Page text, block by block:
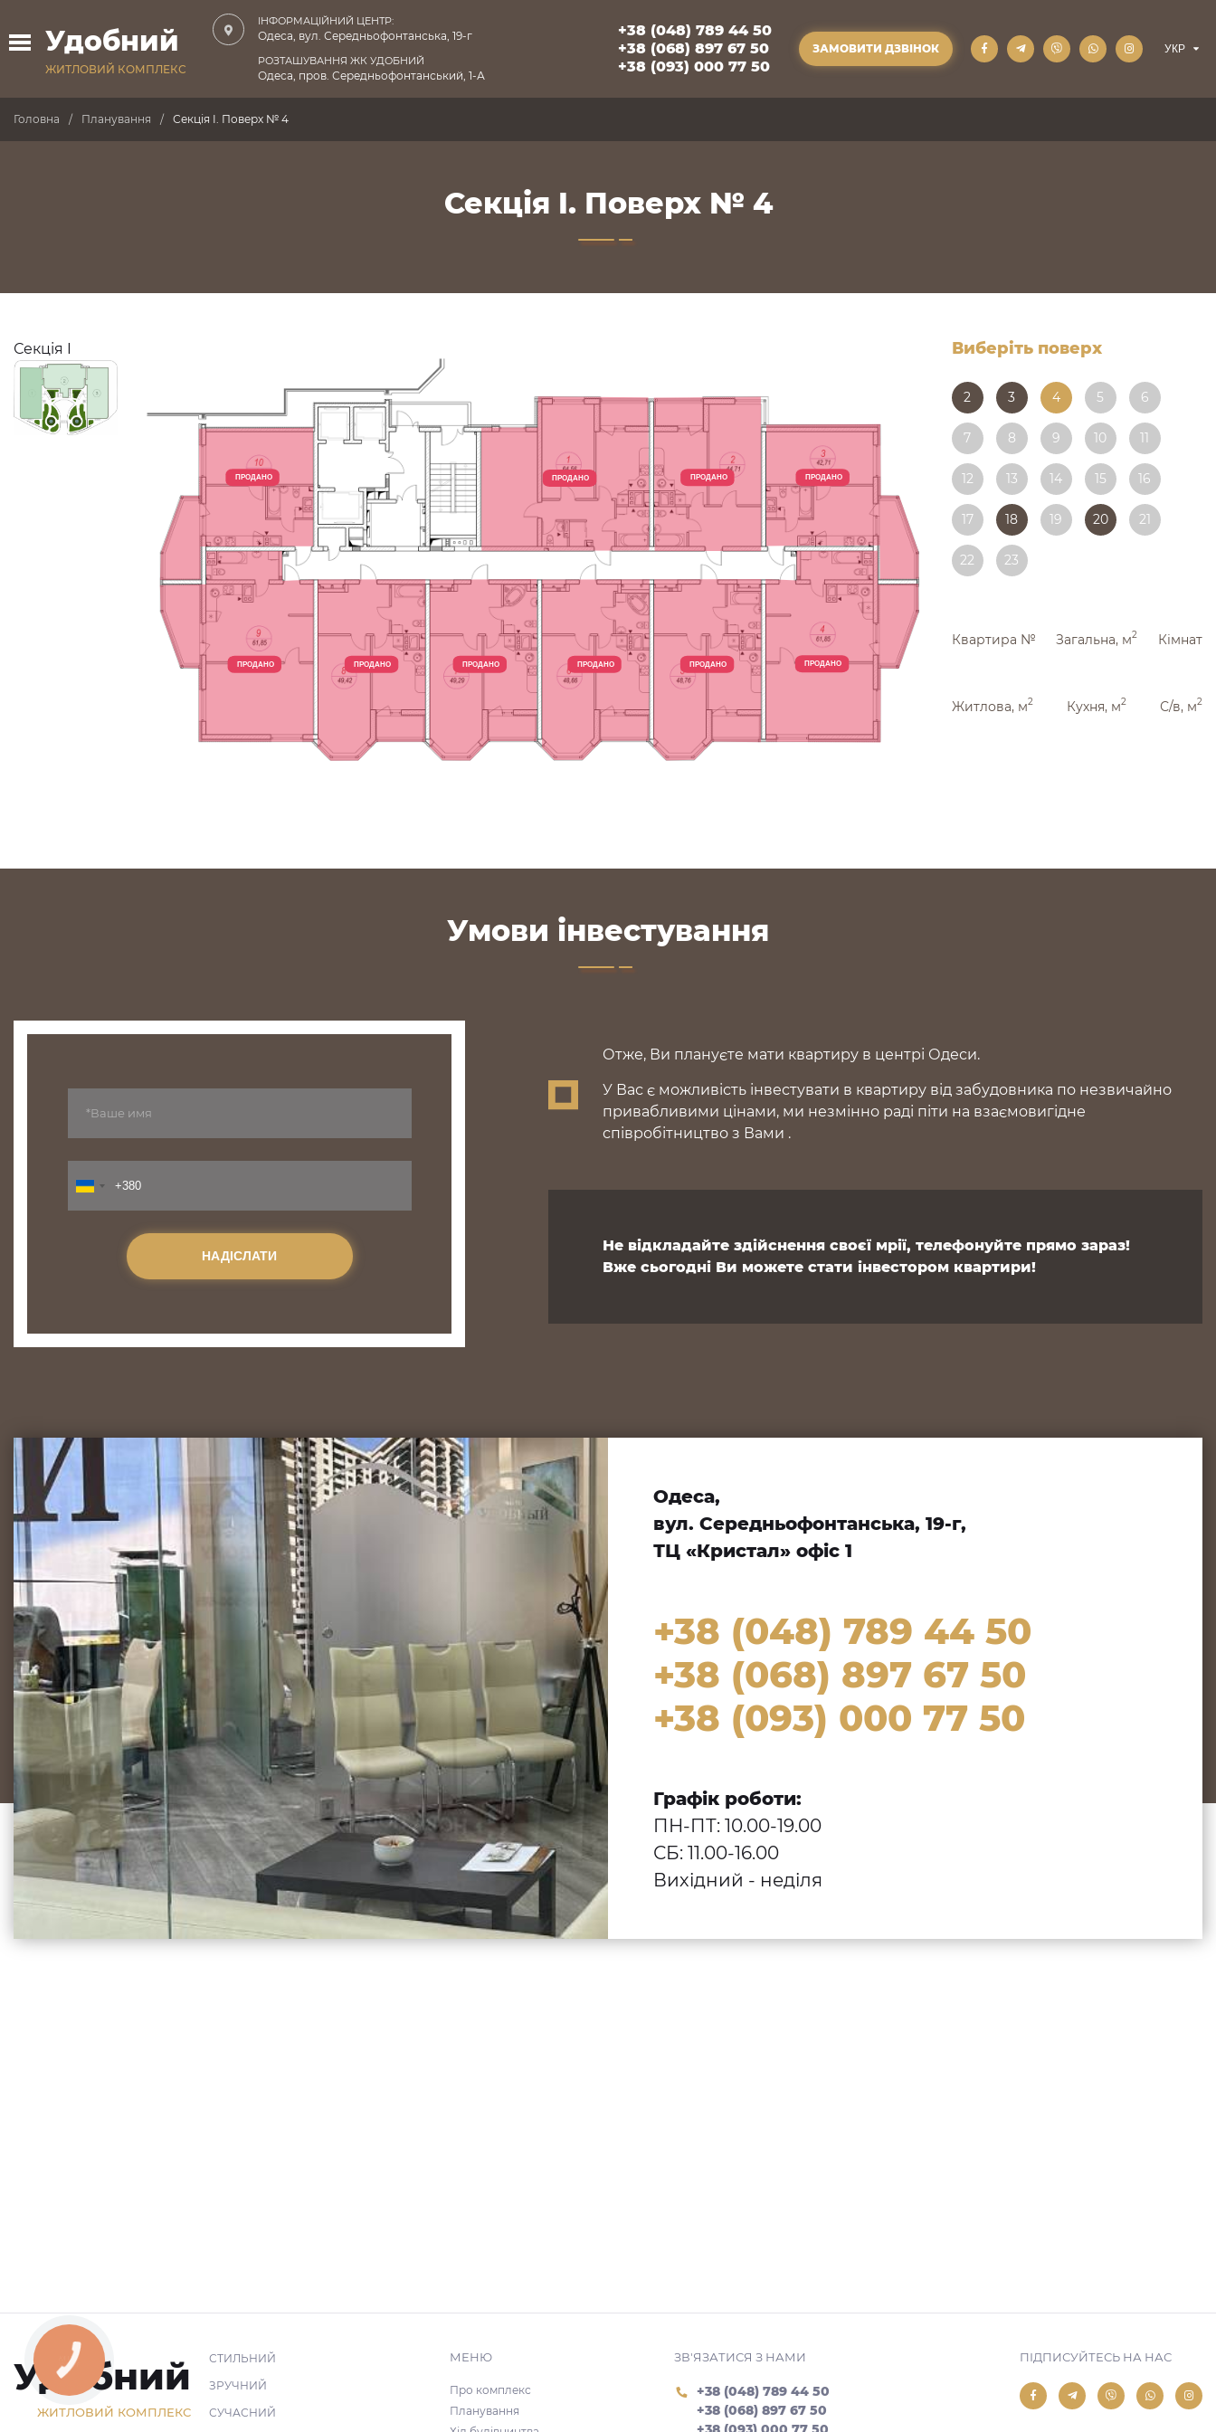
Удобний
ЖИТЛОВИЙ КОМПЛЕКС
ІНФОРМАЦІЙНИЙ ЦЕНТР:
Одеса, вул. Середньофонтанська, 19-г
РОЗТАШУВАННЯ ЖК УДОБНИЙ
Одеса, пров. Середньофонтанський, 1-А
+38 (048) 789 44 50
+38 (068) 897 67 50
+38 (093) 000 77 50
ЗАМОВИТИ ДЗВІНОК
Головна Планування Секція I. Поверх № 4
Секція I. Поверх № 4
Секція I Виберіть поверх
2 3 4 5 6
7 8 9 10 11
12 13 14 15 16
17 18 19 20 21
22 23
Квартира № Загальна, м2 Кімнат
Житлова, м2 Кухня, м2 С/в, м2
ПРОДАНО ПРОДАНО ПРОДАНО
ПРОДАНО
ПРОДАНО
ПРОДАНО
ПРОДАНО
ПРОДАНО
ПРОДАНО
ПРОДАНО
Умови інвестування
НАДІСЛАТИ
Отже, Ви плануєте мати квартиру в центрі Одеси.
У Вас є можливість інвестувати в квартиру від забудовника по незвичайно
привабливими цінами, ми незмінно раді піти на взаємовигідне
співробітництво з Вами .
Не відкладайте здійснення своєї мрії, телефонуйте прямо зараз!
Вже сьогодні Ви можете стати інвестором квартири!
Одеса,
вул. Середньофонтанська, 19-г,
ТЦ «Кристал» офіс 1
+38 (048) 789 44 50
+38 (068) 897 67 50
+38 (093) 000 77 50
Графік роботи:
ПН-ПТ: 10.00-19.00
СБ: 11.00-16.00
Вихідний - неділя
Удобний
ЖИТЛОВИЙ КОМПЛЕКС
СТИЛЬНИЙ
ЗРУЧНИЙ
СУЧАСНИЙ
МЕНЮ
Про комплекс
Планування
ЗВ'ЯЗАТИСЯ З НАМИ
+38 (048) 789 44 50
+38 (068) 897 67 50
ПІДПИСУЙТЕСЬ НА НАС